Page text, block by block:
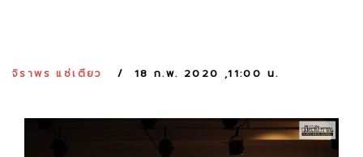
จิราพร แซ่เตียว 18 ก.พ. 2020 ,11:00 น.